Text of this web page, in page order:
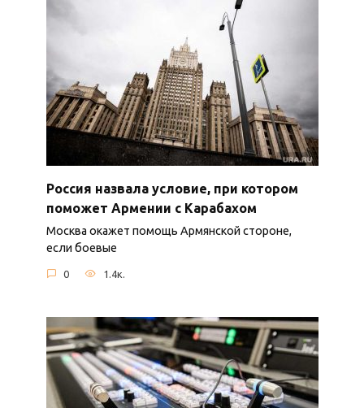
Россия назвала условие, при котором
поможет Армении с Карабахом
Москва окажет помощь Армянской стороне,
если боевые
0 1.4к.